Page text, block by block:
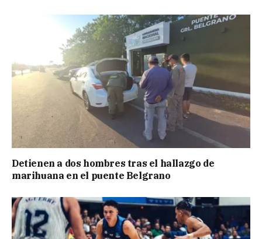
Detienen a dos hombres tras el hallazgo de
marihuana en el puente Belgrano